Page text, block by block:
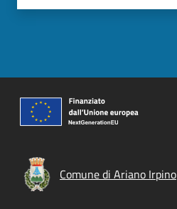
Comune di Ariano Irpino